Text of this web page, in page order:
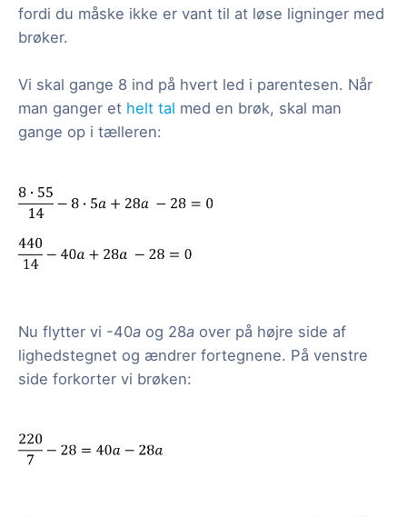
fordi du måske ikke er vant til at løse ligninger med
brøker.
Vi skal gange 8 ind på hvert led i parentesen. Når
man ganger et helt tal med en brøk, skal man
gange op i tælleren:
Nu flytter vi -40a og 28a over på højre side af
lighedstegnet og ændrer fortegnene. På venstre
side forkorter vi brøken: